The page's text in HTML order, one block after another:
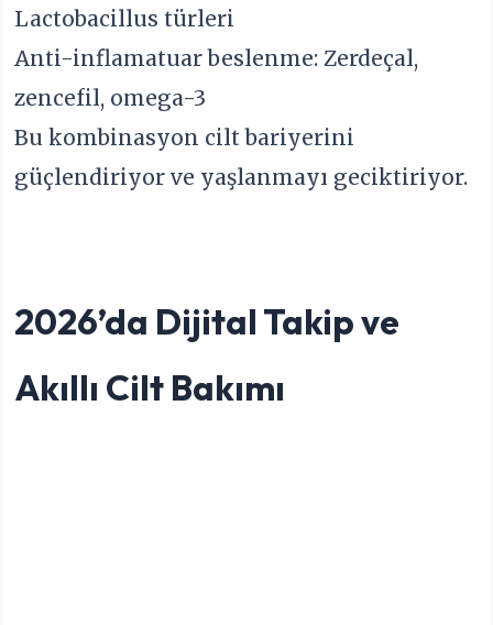
Lactobacillus türleri
Anti-inflamatuar beslenme: Zerdeçal,
zencefil, omega-3
Bu kombinasyon cilt bariyerini
güçlendiriyor ve yaşlanmayı geciktiriyor.
2026’da Dijital Takip ve
Akıllı Cilt Bakımı